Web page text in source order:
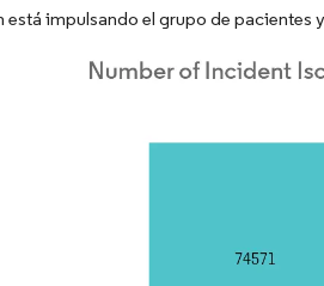
impulsando el grupo de pacientes